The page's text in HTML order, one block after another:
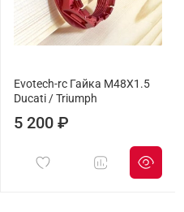
Evotech-rc Гайка M48X1.5
Ducati / Triumph
5 200 ₽